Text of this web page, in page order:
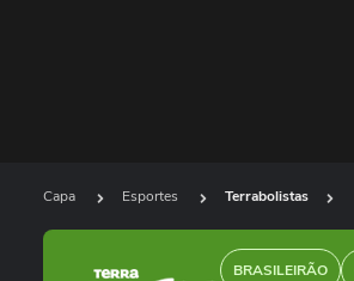
Capa Esportes Terrabolistas
BRASILEIRÃO